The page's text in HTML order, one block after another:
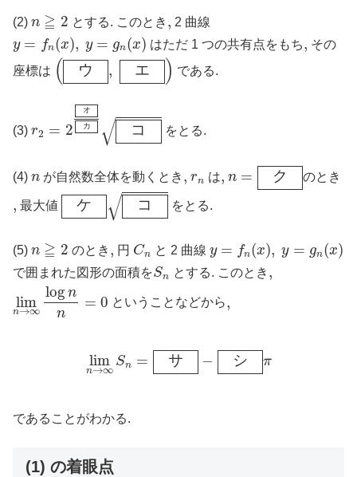
(2) n ≧ 2
≧2 とする. このとき ,, 2 曲線
y = fn(x), y = gn(x)
(x ) y はただ 1 つの共有点をもち,, その
座標は ( ウ , エ )
(ウ, エ)
である.
(3) r2 = 2
オ
カ
√ コ
オカコ
をとる.
(4) n
n が自然数全体を動くとき ,, rn
rn は,, n = ク
ク
のとき
,, 最大値 ケ √ コ
ケコ
をとる.
(5) n ≧ 2
≧2 のとき ,, 円 Cn
Cn と 2 曲線 y = fn(x), y = gn(x)
(x ) y
で囲まれた図形の面積をSn
S とする. このとき ,,
lim
n→∞
log n
n
= 0
→ n
ということなどから,,
lim
n→∞
Sn = サ − シ π
→∞Sn=サ −シπ
であることがわかる.
(1) の着眼点